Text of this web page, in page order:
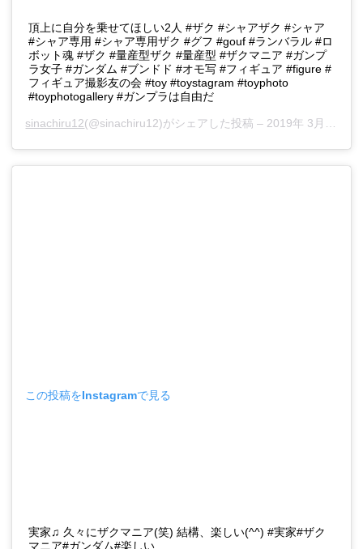
頂上に自分を乗せてほしい2人 #ザク #シャアザク #シャア
#シャア専用 #シャア専用ザク #グフ #gouf #ランバラル #ロ
ボット魂 #ザク #量産型ザク #量産型 #ザクマニア #ガンプ
ラ女子 #ガンダム #ブンドド #オモ写 #フィギュア #figure #
フィギュア撮影友の会 #toy #toystagram #toyphoto
#toyphotogallery #ガンプラは自由だ
sinachiru12(@sinachiru12)がシェアした投稿 – 2019年 3月月26日午前5時09分PDT
この投稿をInstagramで見る
実家♫ 久々にザクマニア(笑) 結構、楽しい(^^) #実家#ザク
マニア#ガンダム#楽しい